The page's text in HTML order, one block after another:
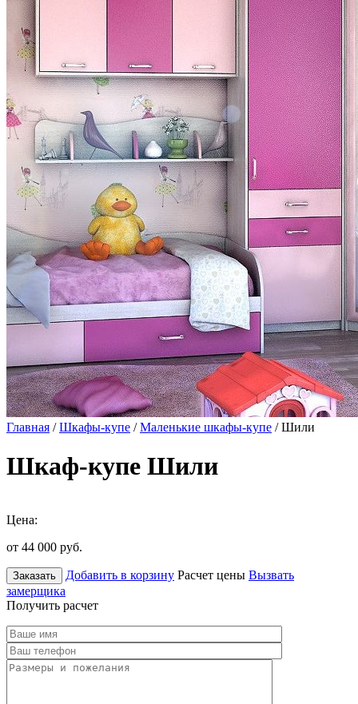
Главная /Шкафы-купе /Маленькие шкафы-купе / Шили
Шкаф-купе Шили
Цена:
от 44 000 руб.
Заказать Добавить в корзину Расчет цены Вызвать
замерщика
Получить расчет